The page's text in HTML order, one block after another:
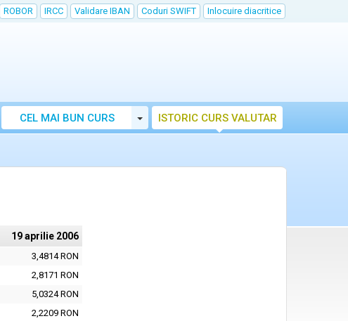
ROBOR IRCC Validare IBAN Coduri SWIFT Inlocuire diacritice
CEL MAI BUN CURS Toggle Dropdown
ISTORIC CURS VALUTAR
19 aprilie 2006
3,4814 RON
2,8171 RON
5,0324 RON
2,2209 RON